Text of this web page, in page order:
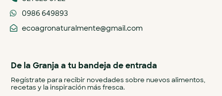
0986 649893
ecoagronaturalmente@gmail.com
De la Granja a tu bandeja de entrada
Regístrate para recibir novedades sobre nuevos alimentos,
recetas y la inspiración más fresca.